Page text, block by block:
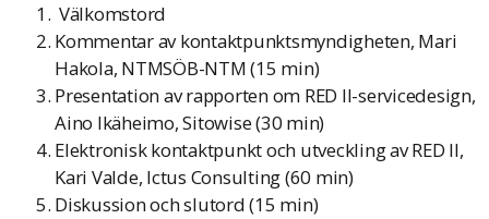
Välkomstord
Kommentar av kontaktpunktsmyndigheten, Mari
Hakola, NTMSÖB-NTM (15 min)
Presentation av rapporten om RED II-servicedesign,
Aino Ikäheimo, Sitowise (30 min)
Elektronisk kontaktpunkt och utveckling av RED II,
Kari Valde, Ictus Consulting (60 min)
Diskussion och slutord (15 min)